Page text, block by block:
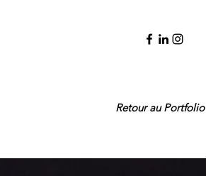
Retour au Portfolio